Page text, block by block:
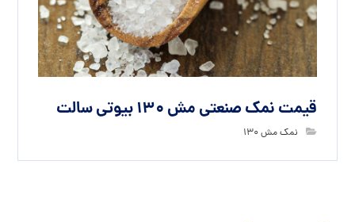
قیمت نمک صنعتی مش 130 بیوتی سالت
نمک مش 130